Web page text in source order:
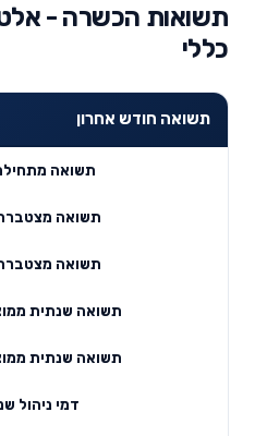
תשואות הכשרה -
כללי
תשואה חודש אחרון
תשואה
תשואה מצטברת 3
תשואה מצטברת 5
תשואה שנתית ממוצעת
תשואה שנתית ממוצעת
דמי ניהול